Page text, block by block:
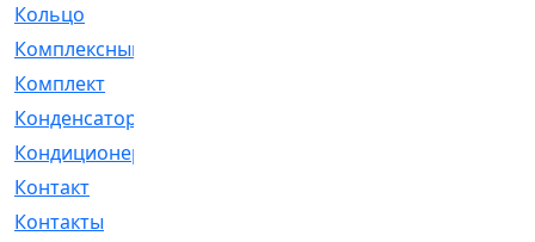
Кольцо
Комплексный
Комплект
Конденсатор
Кондиционер
Контакт
Контакты